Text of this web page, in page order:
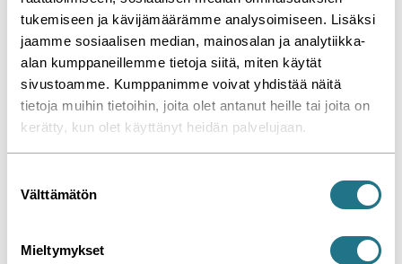
tukemiseen ja kävijämäärämme analysoimiseen. Lisäksi
jaamme sosiaalisen median, mainosalan ja analytiikka-
alan kumppaneillemme tietoja siitä, miten käytät
sivustoamme. Kumppanimme voivat yhdistää näitä
tietoja muihin tietoihin, joita olet antanut heille tai joita on
kerätty, kun olet käyttänyt heidän palvelujaan.
Välttämätön
Mieltymykset
myös rinteissä